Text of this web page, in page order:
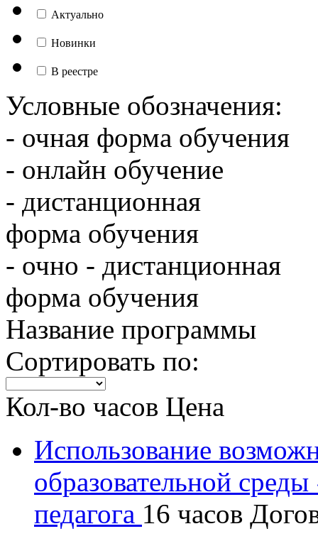
Актуально
Новинки
В реестре
Условные обозначения:
- очная форма обучения
- онлайн обучение
- дистанционная
форма обучения
- очно - дистанционная
форма обучения
Название программы
Сортировать по:
Кол-во часов Цена
Использование
образовательной
педагога 16 часов